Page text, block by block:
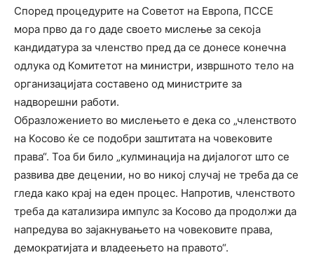
Според процедурите на Советот на Европа, ПССЕ
мора прво да го даде своето мислење за секоја
кандидатура за членство пред да се донесе конечна
одлука од Комитетот на министри, извршното тело на
организацијата составено од министрите за
надворешни работи.
Образложението во мислењето е дека со „членството
на Косово ќе се подобри заштитата на човековите
права“. Тоа би било „кулминација на дијалогот што се
развива две децении, но во никој случај не треба да се
гледа како крај на еден процес. Напротив, членството
треба да катализира импулс за Косово да продолжи да
напредува во зајакнувањето на човековите права,
демократијата и владеењето на правото“.